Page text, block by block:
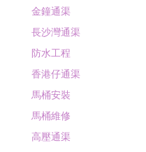
金鐘通渠
長沙灣通渠
防水工程
香港仔通渠
馬桶安裝
馬桶維修
高壓通渠